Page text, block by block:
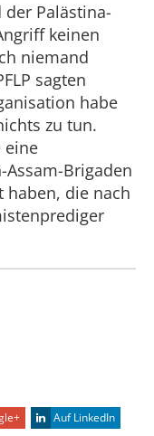
Palästina-
keinen
niemand
sagten
habe
zu tun.
eine
Brigaden
haben, die nach
Auf LinkedIn